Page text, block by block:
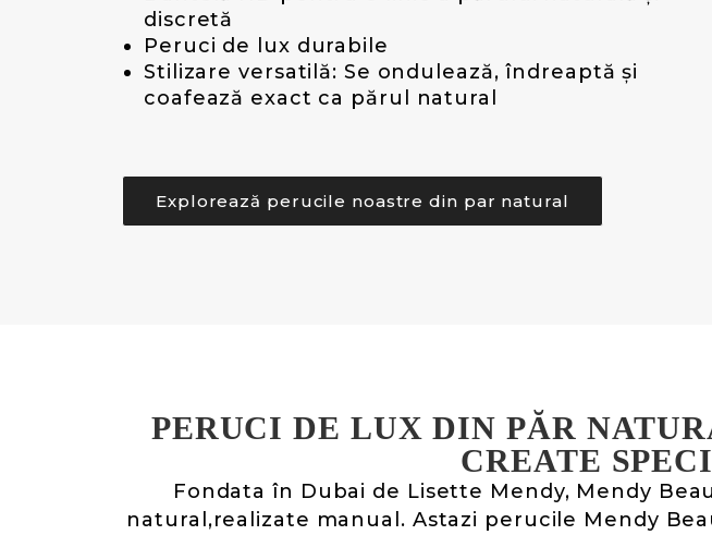
discretă
Peruci de lux durabile
Stilizare versatilă: Se ondulează, îndreaptă și
coafează exact ca părul natural
Explorează perucile noastre din par natural
PERUCI DE LUX DIN PĂR
CREATE
Fondata în Dubai de Lisette Mendy, Mendy
natural,realizate manual. Astazi perucile Mendy